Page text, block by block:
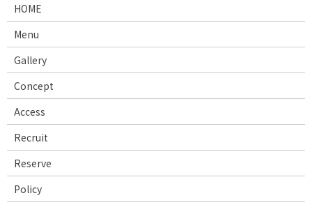
HOME
Menu
Gallery
Concept
Access
Recruit
Reserve
Policy